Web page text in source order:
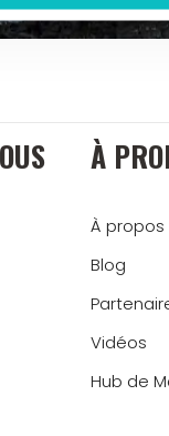
À
À propos
Blog
Vidéos
Hub de